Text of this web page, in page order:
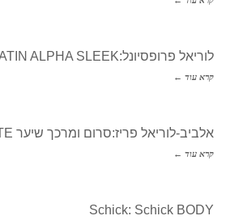
לוריאל פרופסיונל:KERATIN ALPHA SLEEK
קרא עוד ←
אלביב-לוריאל פריז:סרום ומרכך שיער ULTIMATE
קרא עוד ←
Schick: Schick BODY